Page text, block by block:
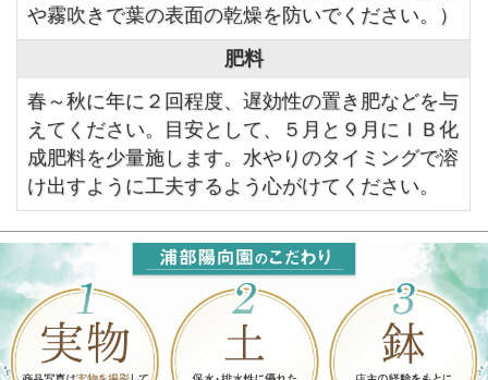
や霧吹きで葉の表面の乾燥を防いでください。）
肥料
春～秋に年に２回程度、遅効性の置き肥などを与
えてください。目安として、５月と９月にＩＢ化
成肥料を少量施します。水やりのタイミングで溶
け出すように工夫するよう心がけてください。